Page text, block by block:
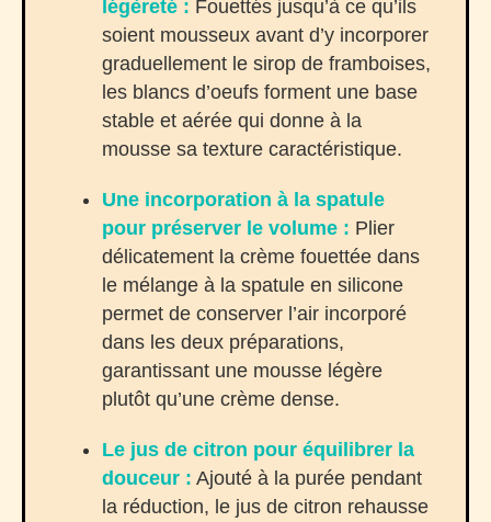
légèreté : Fouettés jusqu’à ce qu’ils
soient mousseux avant d’y incorporer
graduellement le sirop de framboises,
les blancs d’oeufs forment une base
stable et aérée qui donne à la
mousse sa texture caractéristique.
Une incorporation à la spatule
pour préserver le volume : Plier
délicatement la crème fouettée dans
le mélange à la spatule en silicone
permet de conserver l’air incorporé
dans les deux préparations,
garantissant une mousse légère
plutôt qu’une crème dense.
Le jus de citron pour équilibrer la
douceur : Ajouté à la purée pendant
la réduction, le jus de citron rehausse